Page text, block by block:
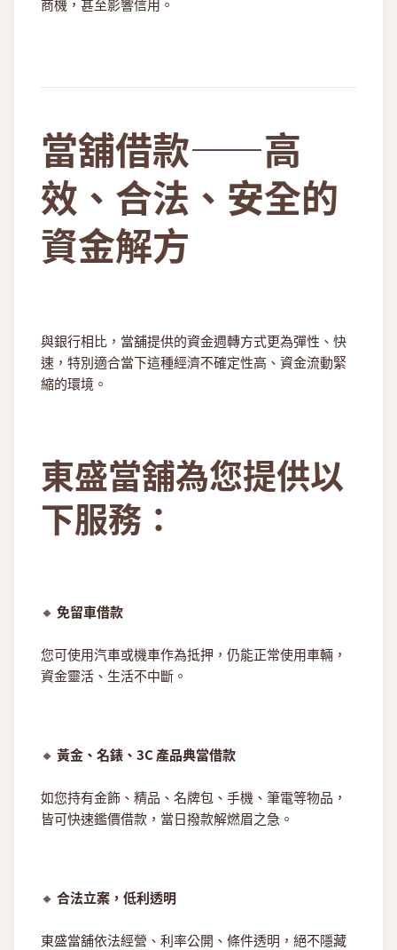
商機，甚至影響信用。
當舖借款——高
效、合法、安全的
資金解方
與銀行相比，當舖提供的資金週轉方式更為彈性、快
速，特別適合當下這種經濟不確定性高、資金流動緊
縮的環境。
東盛當舖為您提供以
下服務：
🔸 免留車借款
您可使用汽車或機車作為抵押，仍能正常使用車輛，
資金靈活、生活不中斷。
🔸 黃金、名錶、3C 產品典當借款
如您持有金飾、精品、名牌包、手機、筆電等物品，
皆可快速鑑價借款，當日撥款解燃眉之急。
🔸 合法立案，低利透明
東盛當舖依法經營、利率公開、條件透明，絕不隱藏